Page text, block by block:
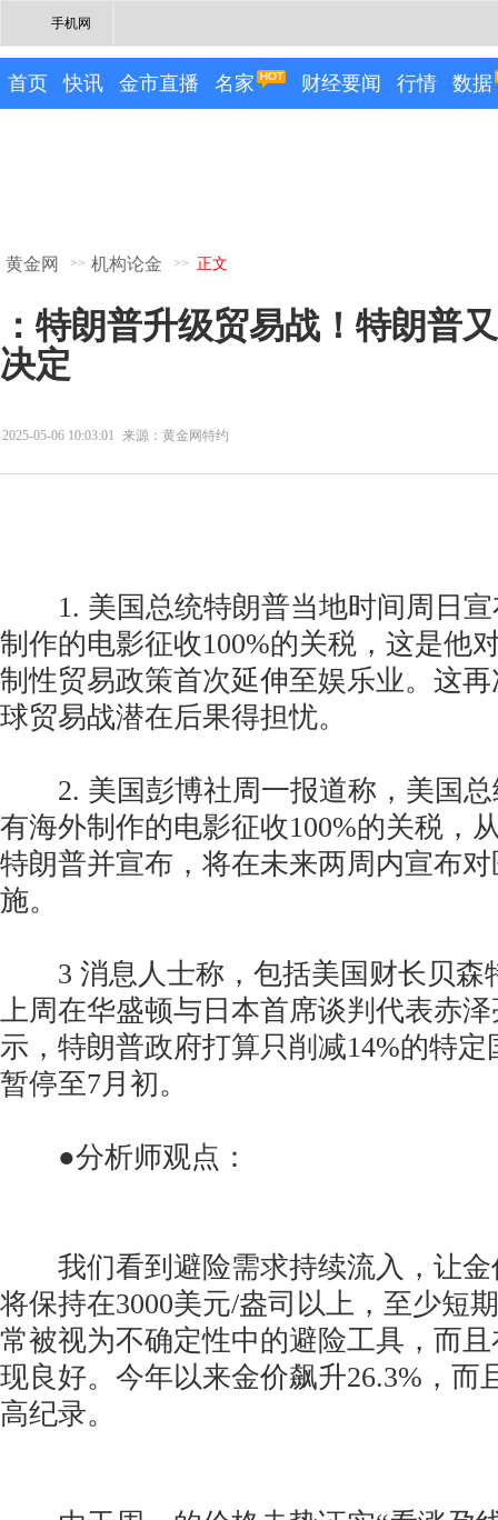
手机网
首页 快讯 金市直播 名家 财经要闻 行情 数据
黄金网 >> 机构论金 >> 正文
：特朗普升级贸易战！特朗普
决定
2025-05-06 10:03:01 来源：黄金网特约
1. 美国总统特朗普当地时间周日宣
制作的电影征收100%的关税，这是他
制性贸易政策首次延伸至娱乐业。这
球贸易战潜在后果得担忧。
2. 美国彭博社周一报道称，美国总
有海外制作的电影征收100%的关税，
特朗普并宣布，将在未来两周内宣布
施。
3 消息人士称，包括美国财长贝森
上周在华盛顿与日本首席谈判代表赤
示，特朗普政府打算只削减14%的特
暂停至7月初。
●分析师观点：
我们看到避险需求持续流入，让金
将保持在3000美元/盎司以上，至少短
常被视为不确定性中的避险工具，而
现良好。今年以来金价飙升26.3%，而
高纪录。